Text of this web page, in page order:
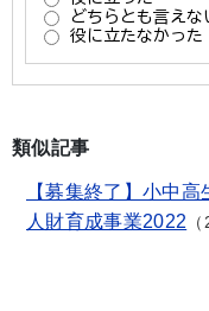
類似記事
【募集終了】小中
人財育成事業2022